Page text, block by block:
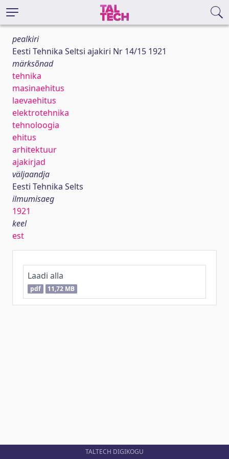
pealkiri
Eesti Tehnika Seltsi ajakiri Nr 14/15 1921
märksõnad
tehnika
masinaehitus
laevaehitus
elektrotehnika
tehnoloogia
ehitus
arhitektuur
ajakirjad
väljaandja
Eesti Tehnika Selts
ilmumisaeg
1921
keel
est
Laadi alla
pdf 11,72 MB
TALTECH DIGIKOGU